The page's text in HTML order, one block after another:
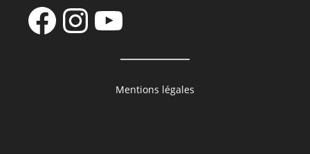
FacebookInstagramYouTube
Mentions légales